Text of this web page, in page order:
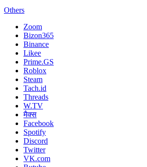
Others
Zoom
Bizon365
Binance
Likee
Prime.GS
Roblox
Steam
Tach.id
Threads
W.TV
मैक्स
Facebook
Spotify
Discord
Twitter
VK.com